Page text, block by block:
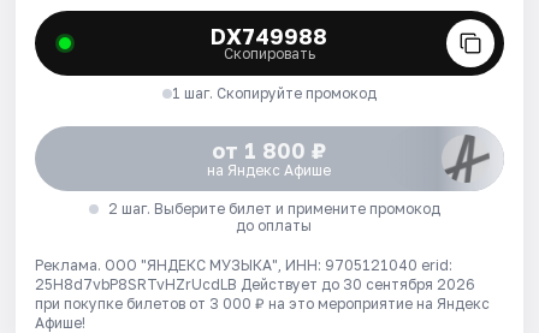
DX749988
Скопировать
1 шаг. Скопируйте промокод
от 1 800 ₽
на Яндекс Афише
2 шаг. Выберите билет и примените промокод
до оплаты
Реклама. ООО "ЯНДЕКС МУЗЫКА", ИНН: 9705121040 erid:
25H8d7vbP8SRTvHZrUcdLB Действует до 30 сентября 2026
при покупке билетов от 3 000 ₽ на это мероприятие на Яндекс
Афише!